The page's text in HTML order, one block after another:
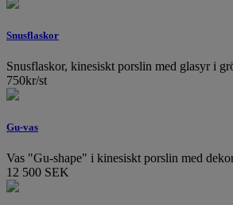
Snusflaskor
Snusflaskor, kinesiskt porslin med glasyr i
750kr/st
Gu-vas
Vas "Gu-shape" i kinesiskt porslin med
12 500 SEK